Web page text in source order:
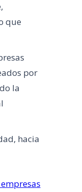
que
por
la
hacia